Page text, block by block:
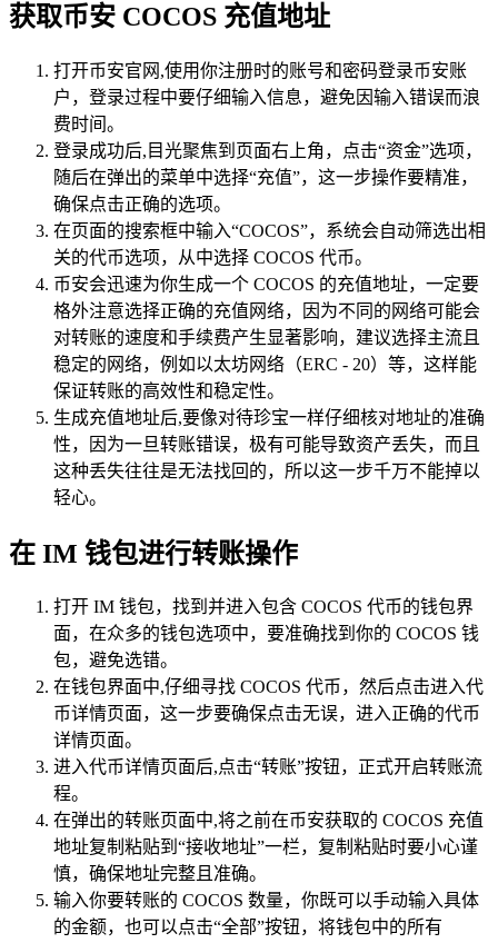
获取币安 COCOS 充值地址
打开币安官网,使用你注册时的账号和密码登录币安账
户，登录过程中要仔细输入信息，避免因输入错误而浪
费时间。
登录成功后,目光聚焦到页面右上角，点击“资金”选项，
随后在弹出的菜单中选择“充值”，这一步操作要精准，
确保点击正确的选项。
在页面的搜索框中输入“COCOS”，系统会自动筛选出相
关的代币选项，从中选择 COCOS 代币。
币安会迅速为你生成一个 COCOS 的充值地址，一定要
格外注意选择正确的充值网络，因为不同的网络可能会
对转账的速度和手续费产生显著影响，建议选择主流且
稳定的网络，例如以太坊网络（ERC - 20）等，这样能
保证转账的高效性和稳定性。
生成充值地址后,要像对待珍宝一样仔细核对地址的准确
性，因为一旦转账错误，极有可能导致资产丢失，而且
这种丢失往往是无法找回的，所以这一步千万不能掉以
轻心。
在 IM 钱包进行转账操作
打开 IM 钱包，找到并进入包含 COCOS 代币的钱包界
面，在众多的钱包选项中，要准确找到你的 COCOS 钱
包，避免选错。
在钱包界面中,仔细寻找 COCOS 代币，然后点击进入代
币详情页面，这一步要确保点击无误，进入正确的代币
详情页面。
进入代币详情页面后,点击“转账”按钮，正式开启转账流
程。
在弹出的转账页面中,将之前在币安获取的 COCOS 充值
地址复制粘贴到“接收地址”一栏，复制粘贴时要小心谨
慎，确保地址完整且准确。
输入你要转账的 COCOS 数量，你既可以手动输入具体
的金额，也可以点击“全部”按钮，将钱包中的所有